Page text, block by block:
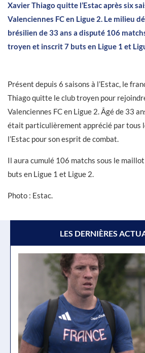
Xavier Thiago quitte l’Estac après six
Valenciennes FC en Ligue 2. Le milieu
brésilien de 33 ans a disputé 106
troyen et inscrit 7 buts en Ligue 1 et
Présent depuis 6 saisons à l’Estac, le
Thiago quitte le club troyen pour
Valenciennes FC en Ligue 2. Âgé de 33
était particulièrement apprécié par tous
l’Estac pour son esprit de combat.
Il aura cumulé 106 matchs sous le
buts en Ligue 1 et Ligue 2.
Photo : Estac.
LES DERNIÈRES